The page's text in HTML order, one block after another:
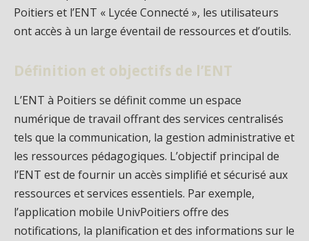
Poitiers et l’ENT « Lycée Connecté », les utilisateurs
ont accès à un large éventail de ressources et d’outils.
Définition et objectifs de l’ENT
L’ENT à Poitiers se définit comme un espace
numérique de travail offrant des services centralisés
tels que la communication, la gestion administrative et
les ressources pédagogiques. L’objectif principal de
l’ENT est de fournir un accès simplifié et sécurisé aux
ressources et services essentiels. Par exemple,
l’application mobile UnivPoitiers offre des
notifications, la planification et des informations sur le